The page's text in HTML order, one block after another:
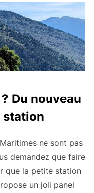
Du nouveau
station
ne sont pas
demandez que faire
que la petite station
un joli panel